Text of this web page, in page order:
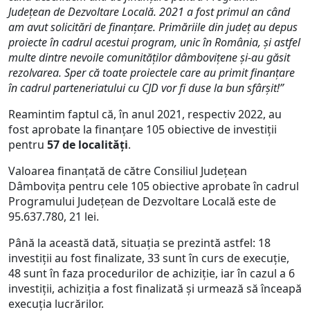
Județean de Dezvoltare Locală. 2021 a fost primul an când
am avut solicitări de finanțare. Primăriile din județ au depus
proiecte în cadrul acestui program, unic în România, și astfel
multe dintre nevoile comunităților dâmbovițene și-au găsit
rezolvarea. Sper că toate proiectele care au primit finanțare
în cadrul parteneriatului cu CJD vor fi duse la bun sfârșit!”
Reamintim faptul că, în anul 2021, respectiv 2022, au
fost aprobate la finanțare 105 obiective de investiții
pentru 57 de localități.
Valoarea finanțată de către Consiliul Județean
Dâmbovița pentru cele 105 obiective aprobate în cadrul
Programului Județean de Dezvoltare Locală este de
95.637.780, 21 lei.
Până la această dată, situația se prezintă astfel: 18
investiții au fost finalizate, 33 sunt în curs de execuție,
48 sunt în faza procedurilor de achiziție, iar în cazul a 6
investiții, achiziția a fost finalizată și urmează să înceapă
execuția lucrărilor.